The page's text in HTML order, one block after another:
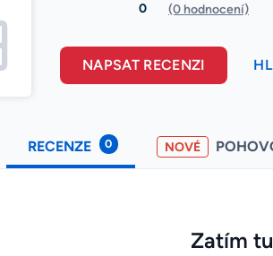
0 (0 hodnocení)
NAPSAT RECENZI
RECENZE 0 NOVÉ
Zatím